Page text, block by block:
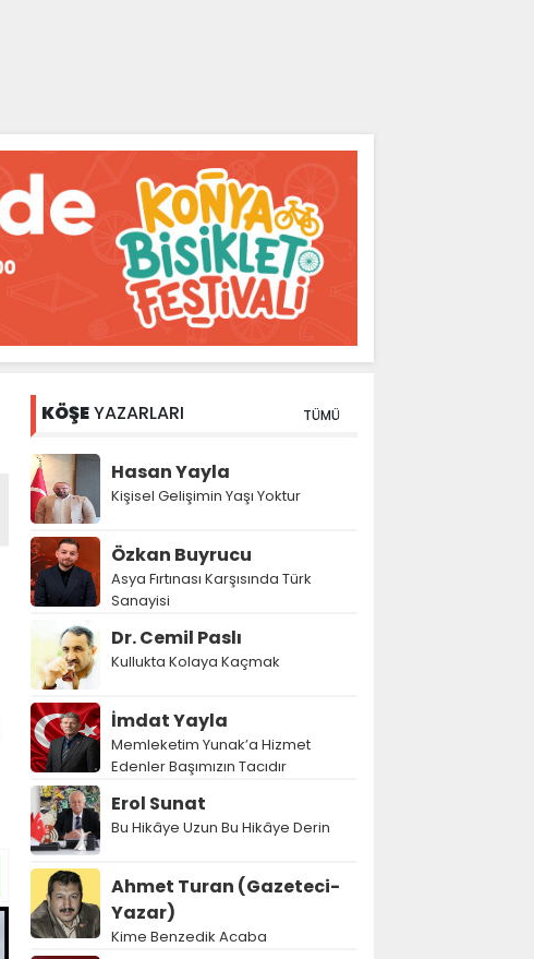
KÖŞEYAZARLARI TÜMÜ
Hasan Yayla
Kişisel Gelişimin Yaşı Yoktur
Özkan Buyrucu
Asya Fırtınası Karşısında Türk
Sanayisi
Dr. Cemil Paslı
Kullukta Kolaya Kaçmak
İmdat Yayla
Memleketim Yunak’a Hizmet
Edenler Başımızın Tacıdır
Erol Sunat
Bu Hikâye Uzun Bu Hikâye Derin
Ahmet Turan (Gazeteci-
Yazar)
Kime Benzedik Acaba